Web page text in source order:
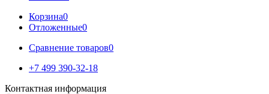
Корзина0
Отложенные0
Сравнение товаров0
+7 499 390-32-18
Контактная информация